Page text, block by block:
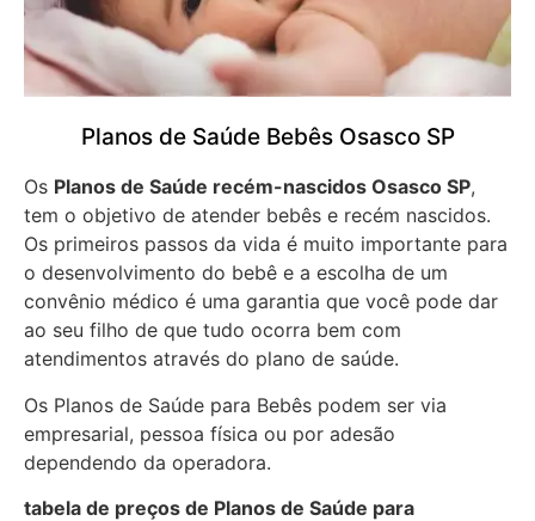
Planos de Saúde Bebês Osasco SP
Os Planos de Saúde recém-nascidos Osasco SP,
tem o objetivo de atender bebês e recém nascidos.
Os primeiros passos da vida é muito importante para
o desenvolvimento do bebê e a escolha de um
convênio médico é uma garantia que você pode dar
ao seu filho de que tudo ocorra bem com
atendimentos através do plano de saúde.
Os Planos de Saúde para Bebês podem ser via
empresarial, pessoa física ou por adesão
dependendo da operadora.
tabela de preços de Planos de Saúde para